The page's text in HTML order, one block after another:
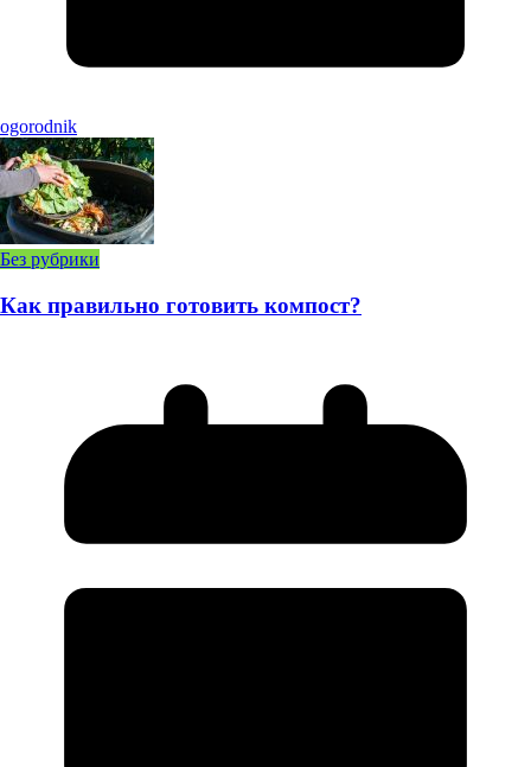
ogorodnik
Без рубрики
Как правильно готовить компост?